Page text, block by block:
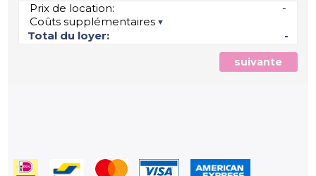
Prix de location:
-
Coûts supplémentaires
Total du loyer:
-
suivante